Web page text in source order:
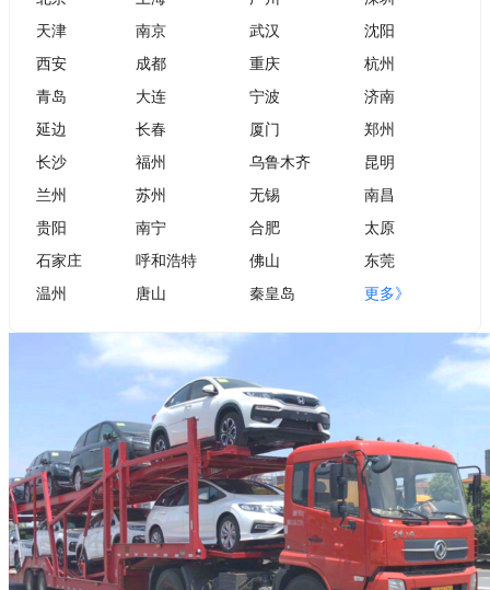
天津
南京 武汉
沈阳
西安
成都 重庆
杭州
青岛
大连 宁波
济南
延边
长春 厦门
郑州
长沙
福州 乌鲁木齐
昆明
兰州
苏州 无锡
南昌
贵阳
南宁 合肥
太原
石家庄
呼和浩特 佛山
东莞
温州
唐山 秦皇岛 更多》